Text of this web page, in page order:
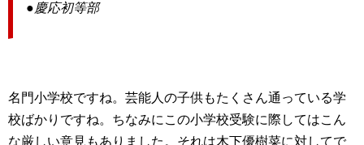
●慶応初等部
名門小学校ですね。芸能人の子供もたくさん通っている学
校ばかりですね。ちなみにこの小学校受験に際してはこん
な厳しい意見もありました。それは木下優樹菜に対してで